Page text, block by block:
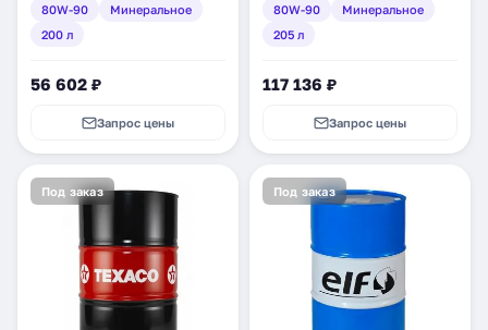
80W-90
Минеральное
200 л
56 602 ₽
Запрос цены
80W-90
Минеральное
205 л
117 136 ₽
Запрос цены
Под заказ Под заказ